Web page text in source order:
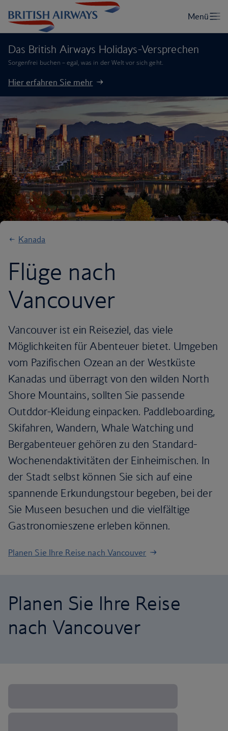
Das British Airways Holidays-Versprechen
Sorgenfrei buchen – egal, was in der Welt vor sich geht.
Hier erfahren Sie mehr
Kanada
Flüge nach
Vancouver
Vancouver ist ein Reiseziel, das viele
Möglichkeiten für Abenteuer bietet. Umgeben
vom Pazifischen Ozean an der Westküste
Kanadas und überragt von den wilden North
Shore Mountains, sollten Sie passende
Outddor-Kleidung einpacken. Paddleboarding,
Skifahren, Wandern, Whale Watching und
Bergabenteuer gehören zu den Standard-
Wochenendaktivitäten der Einheimischen. In
der Stadt selbst können Sie sich auf eine
spannende Erkundungstour begeben, bei der
Sie Museen besuchen und die vielfältige
Gastronomieszene erleben können.
Planen Sie Ihre Reise nach Vancouver
Planen Sie Ihre Reise
nach Vancouver